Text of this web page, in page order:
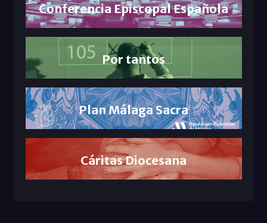
Conferencia Episcopal Española
Por tantos
Plan Málaga Sacra
Cáritas Diocesana